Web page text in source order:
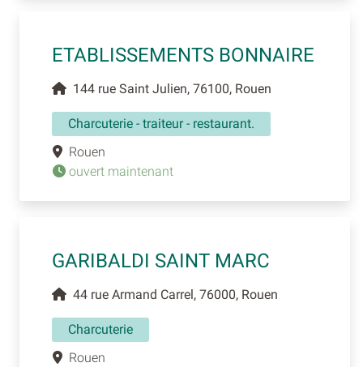
ETABLISSEMENTS BONNAIRE
144 rue Saint Julien, 76100, Rouen
Charcuterie - traiteur - restaurant.
Rouen
ouvert maintenant
GARIBALDI SAINT MARC
44 rue Armand Carrel, 76000, Rouen
Charcuterie
Rouen